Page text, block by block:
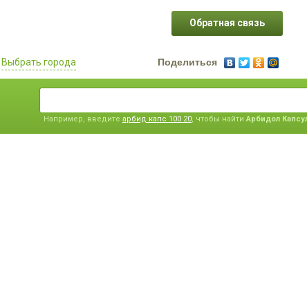
Выбрать города
Обратная связь
Поделиться
Например, введите арбид капс 100 20, чтобы найти Арбидол